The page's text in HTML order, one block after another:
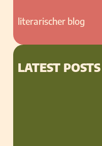
literarischer blog
LATEST POSTS